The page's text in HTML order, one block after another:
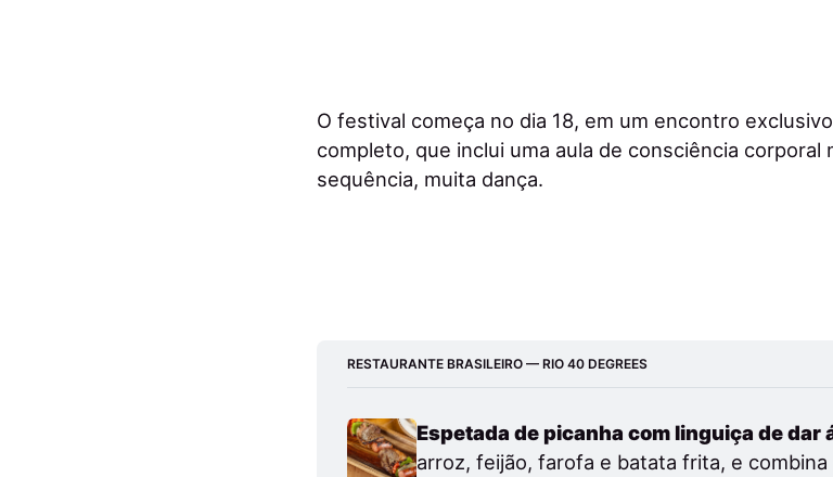
O festival começa no dia 18, em um encontro
completo, que inclui uma aula de consciência corporal
sequência, muita dança.
RESTAURANTE BRASILEIRO — RIO 40 DEGREES
Espetada de picanha com linguiça de dar
arroz, feijão, farofa e batata frita, e